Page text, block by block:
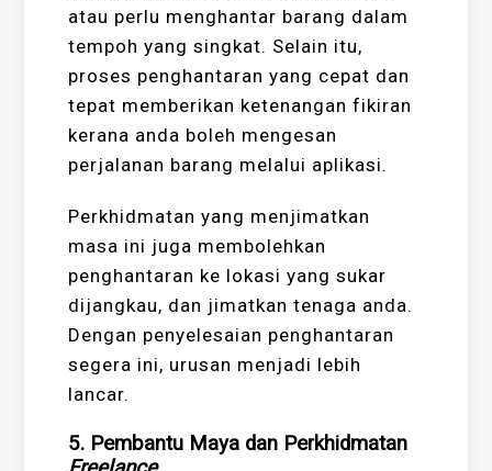
atau perlu menghantar barang dalam
tempoh yang singkat. Selain itu,
proses penghantaran yang cepat dan
tepat memberikan ketenangan fikiran
kerana anda boleh mengesan
perjalanan barang melalui aplikasi.
Perkhidmatan yang menjimatkan
masa ini juga membolehkan
penghantaran ke lokasi yang sukar
dijangkau, dan jimatkan tenaga anda.
Dengan penyelesaian penghantaran
segera ini, urusan menjadi lebih
lancar.
5. Pembantu Maya dan Perkhidmatan